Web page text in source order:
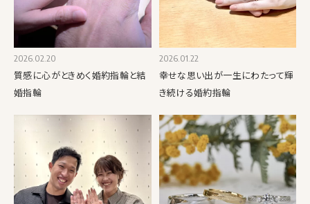
2026.02.20
質感に心がときめく婚約指輪と結
婚指輪
2026.01.22
幸せな思い出が一生にわたって輝
き続ける婚約指輪